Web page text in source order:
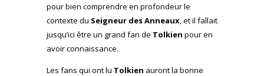
pour bien comprendre en profondeur le
contexte du Seigneur des Anneaux, et il fallait
jusqu’ici être un grand fan de Tolkien pour en
avoir connaissance.
Les fans qui ont lu Tolkien auront la bonne